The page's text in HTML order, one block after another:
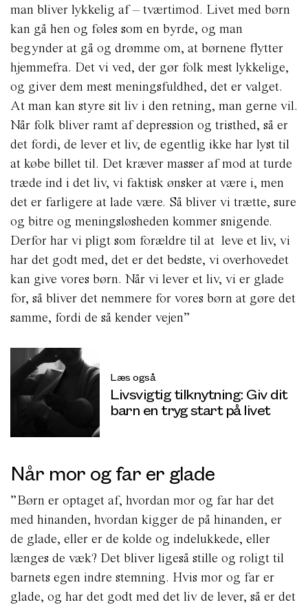
man bliver lykkelig af – tværtimod. Livet med børn
kan gå hen og føles som en byrde, og man
begynder at gå og drømme om, at børnene flytter
hjemmefra. Det vi ved, der gør folk mest lykkelige,
og giver dem mest meningsfuldhed, det er valget.
At man kan styre sit liv i den retning, man gerne vil.
Når folk bliver ramt af depression og tristhed, så er
det fordi, de lever et liv, de egentlig ikke har lyst til
at købe billet til. Det kræver masser af mod at turde
træde ind i det liv, vi faktisk ønsker at være i, men
det er farligere at lade være. Så bliver vi trætte, sure
og bitre og meningsløsheden kommer snigende.
Derfor har vi pligt som forældre til at leve et liv, vi
har det godt med, det er det bedste, vi overhovedet
kan give vores børn. Når vi lever et liv, vi er glade
for, så bliver det nemmere for vores børn at gøre det
samme, fordi de så kender vejen”
Læs også
Livsvigtig tilknytning: Giv dit
barn en tryg start på livet
Når mor og far er glade
”Børn er optaget af, hvordan mor og far har det
med hinanden, hvordan kigger de på hinanden, er
de glade, eller er de kolde og indelukkede, eller
længes de væk? Det bliver ligeså stille og roligt til
barnets egen indre stemning. Hvis mor og far er
glade, og har det godt med det liv de lever, så er det